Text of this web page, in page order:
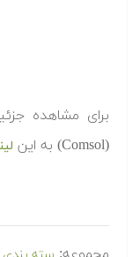
برای مشاهده
(Comsol) به این